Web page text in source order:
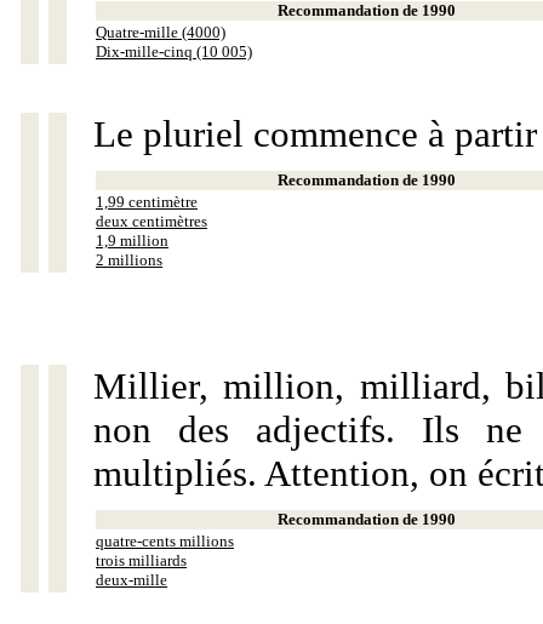
Recommandation de 1990
Quatre-mille (4000)
Dix-mille-cinq (10 005)
Le pluriel commence à
Recommandation de 1990
1,99 centimètre
deux centimètres
1,9 million
2 millions
Millier, million, milliard,
non des adjectifs. Ils ne
multipliés. Attention, on
Recommandation de 1990
quatre-cents millions
trois milliards
deux-mille